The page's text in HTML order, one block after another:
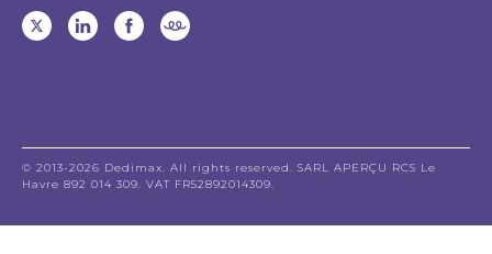
© 2013-2026 Dedimax. All rights reserved. SARL APERÇU RCS Le
Havre 892 014 309. VAT FR52892014309.